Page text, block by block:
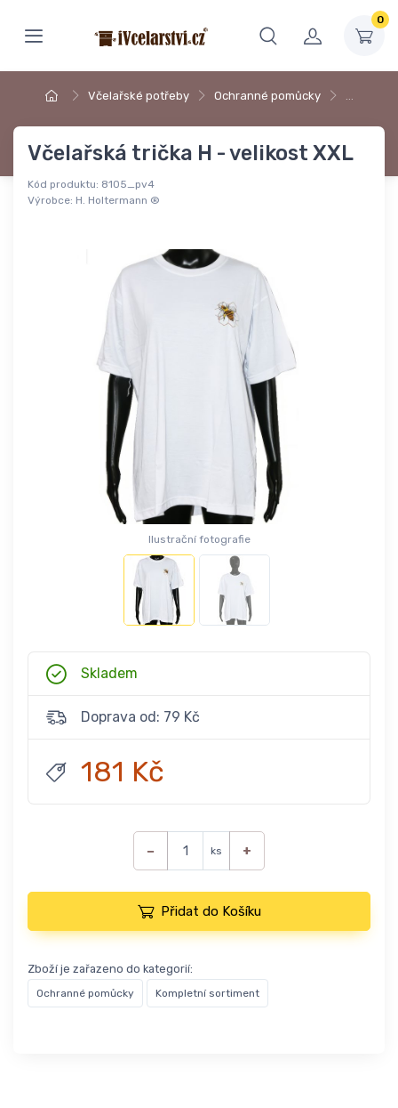
0
Včelařské potřeby Ochranné pomůcky …
Včelařská trička H - velikost XXL
Kód produktu: 8105_pv4
Výrobce: H. Holtermann ®
Ilustrační fotografie
Skladem
Doprava od: 79 Kč
181 Kč
− ks +
Přidat do Košíku
Zboží je zařazeno do kategorií:
Ochranné pomůcky Kompletní sortiment